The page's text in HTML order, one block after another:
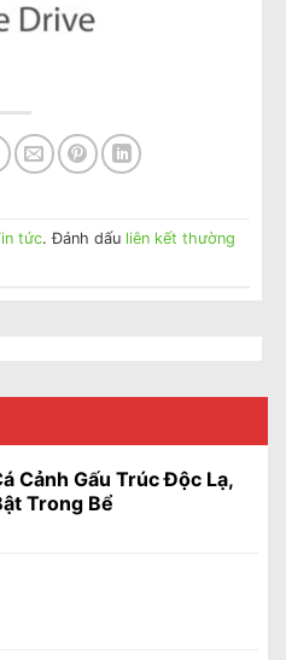
tức. Đánh dấu liên kết thường
Cảnh Gấu Trúc Độc Lạ,
Trong Bể